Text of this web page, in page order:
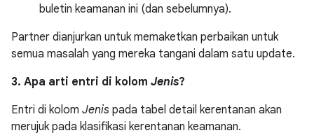
buletin keamanan ini (dan sebelumnya).
Partner dianjurkan untuk memaketkan perbaikan untuk
semua masalah yang mereka tangani dalam satu update.
3. Apa arti entri di kolom Jenis?
Entri di kolom Jenis pada tabel detail kerentanan akan
merujuk pada klasifikasi kerentanan keamanan.